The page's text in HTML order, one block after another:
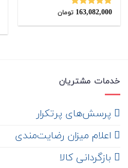
نمره4.75
163,082,000 تومان
خدمات مشتریان
‌ پرسش‌های پرتکرار
اعلام میزان رضایت‌مندی
‌ بازگردانی کالا